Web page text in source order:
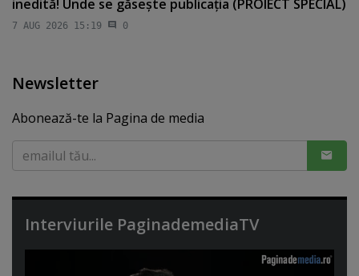
inedită! Unde se găseşte publicaţia (PROIECT SPECIAL)
7 AUG 2026 15:19 0
Newsletter
Abonează-te la Pagina de media
Interviurile PaginademediaTV